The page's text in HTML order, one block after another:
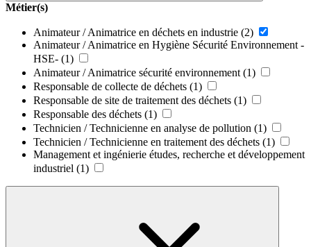
Métier(s)
Animateur / Animatrice en déchets en industrie (2)
Animateur / Animatrice en Hygiène Sécurité Environnement -
HSE- (1)
Animateur / Animatrice sécurité environnement (1)
Responsable de collecte de déchets (1)
Responsable de site de traitement des déchets (1)
Responsable des déchets (1)
Technicien / Technicienne en analyse de pollution (1)
Technicien / Technicienne en traitement des déchets (1)
Management et ingénierie études, recherche et développement
industriel (1)